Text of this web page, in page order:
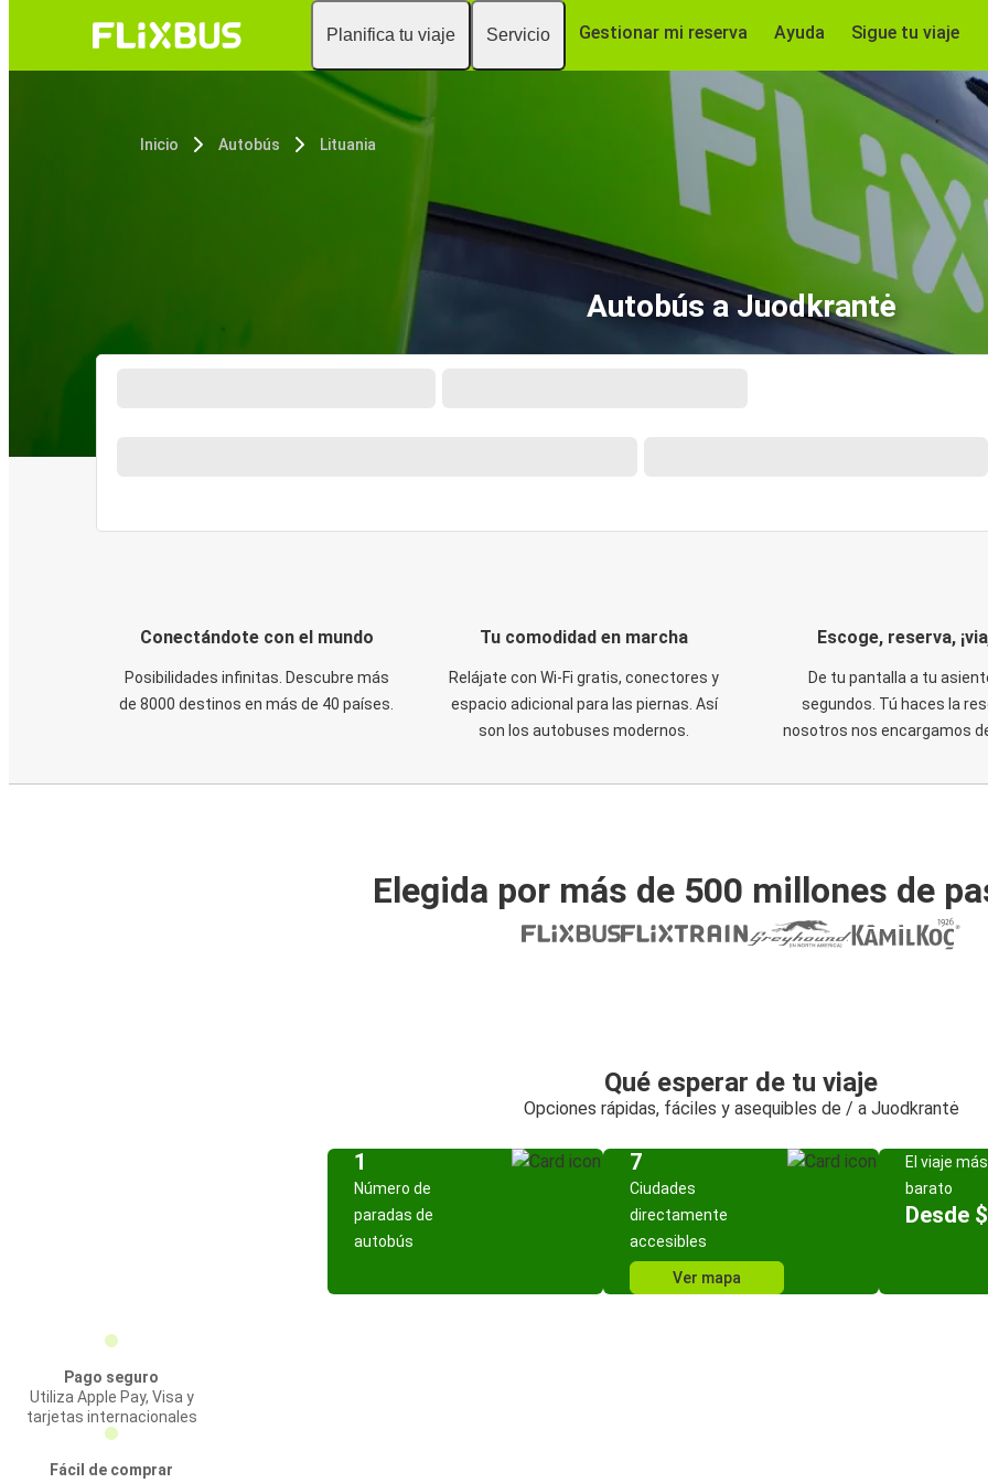
Planifica tu viaje Servicio Gestionar mi reserva Ayuda Sigue tu viaje
Inicio Autobús Lituania
Autobús a Juodkrantė
Conectándote con el mundo
Posibilidades infinitas. Descubre más
de 8000 destinos en más de 40 países.
Tu comodidad en marcha
Relájate con Wi-Fi gratis, conectores y
espacio adicional para las piernas. Así
son los autobuses modernos.
Escoge, reserva,
De tu pantalla a tu
segundos. Tú haces la
nosotros nos encargamos
Elegida por más de 500 millones de
Qué esperar de tu viaje
Opciones rápidas, fáciles y asequibles de / a Juodkrantė
1
Número de
paradas de
autobús
7
Ciudades
directamente
accesibles
Ver mapa
El viaje más
barato
Desde
Pago seguro
Utiliza Apple Pay, Visa y
tarjetas internacionales
Fácil de comprar